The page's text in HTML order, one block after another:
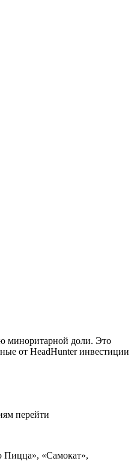
миноритарной доли. Это
от HeadHunter инвестиции
перейти
Пицца», «Самокат»,